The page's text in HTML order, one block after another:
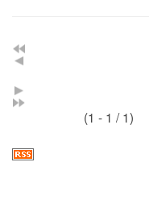
(1 - 1 / 1)